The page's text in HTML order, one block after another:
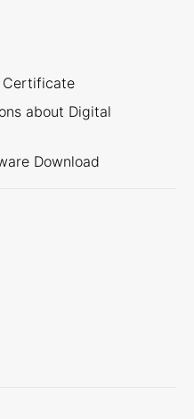
Certificate
about Digital
Download